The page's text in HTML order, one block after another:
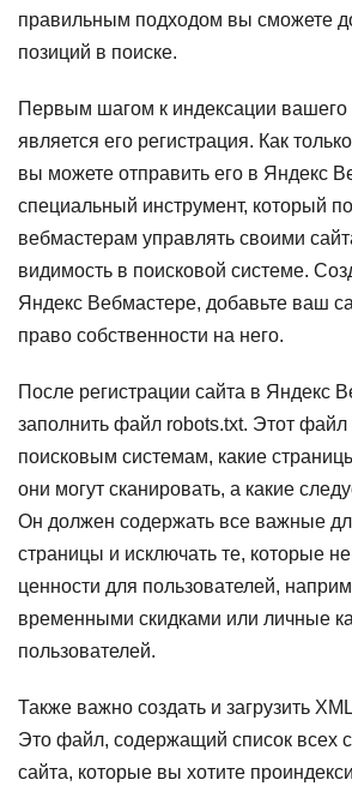
правильным подходом вы сможете
позиций в поиске.
Первым шагом к индексации вашего
является его регистрация. Как
вы можете отправить его в Яндекс
специальный инструмент, который
вебмастерам управлять своими
видимость в поисковой системе.
Яндекс Вебмастере, добавьте ваш
право собственности на него.
После регистрации сайта в Яндекс
заполнить файл robots.txt. Этот файл
поисковым системам, какие
они могут сканировать, а какие
Он должен содержать все важные
страницы и исключать те, которые
ценности для пользователей,
временными скидками или личные
пользователей.
Также важно создать и загрузить
Это файл, содержащий список всех
сайта, которые вы хотите